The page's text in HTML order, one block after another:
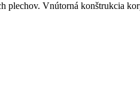
plechov. Vnútorná konštrukcia